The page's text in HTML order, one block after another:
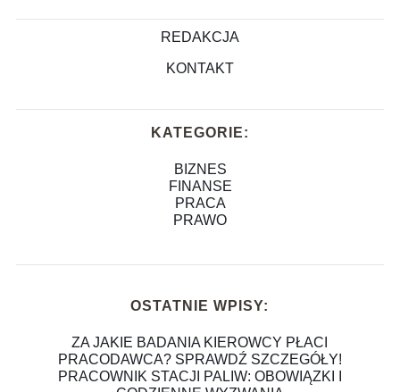
REDAKCJA
KONTAKT
KATEGORIE:
BIZNES
FINANSE
PRACA
PRAWO
OSTATNIE WPISY:
ZA JAKIE BADANIA KIEROWCY PŁACI
PRACODAWCA? SPRAWDŹ SZCZEGÓŁY!
PRACOWNIK STACJI PALIW: OBOWIĄZKI I